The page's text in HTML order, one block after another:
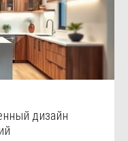
дизайн